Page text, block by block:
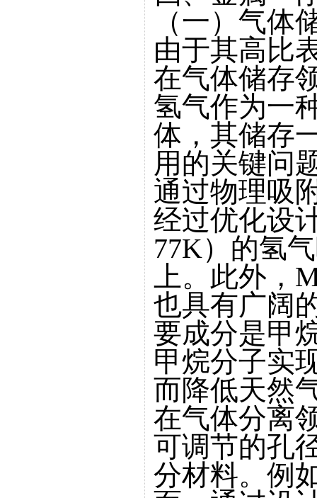
（一）气体
由于其高比
在气体储存
氢气作为一
体，其储存
用的关键问
通过物理吸
经过优化设
77K）的氢
上。此外，
也具有广阔
要成分是甲
甲烷分子实
而降低天然
在气体分离
可调节的孔
分材料。例